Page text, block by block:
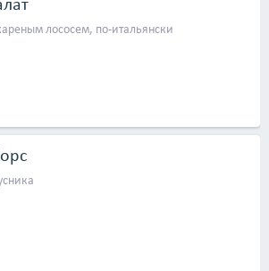
лососем, по-итальянски